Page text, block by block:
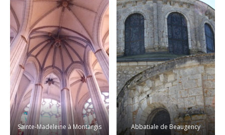
Sainte-Madeleine à Montargis Abbatiale de Beaugency